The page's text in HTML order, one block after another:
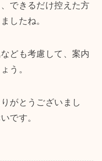
できるだけ控えた方
したね。
ども考慮して、案内
う。
がとうございまし
です。